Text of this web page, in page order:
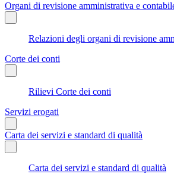
Organi di revisione amministrativa e
Relazioni degli organi di revisione
Corte dei conti
Rilievi Corte dei conti
Servizi erogati
Carta dei servizi e standard di qualità
Carta dei servizi e standard di qualità